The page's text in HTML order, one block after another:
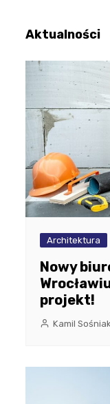
Aktualności
Architektura
Nowy
projekt!
Kamil